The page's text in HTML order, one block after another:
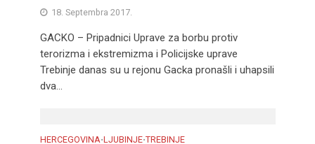
18. Septembra 2017.
GACKO – Pripadnici Uprave za borbu protiv
terorizma i ekstremizma i Policijske uprave
Trebinje danas su u rejonu Gacka pronašli i uhapsili
dva...
HERCEGOVINA•LJUBINJE•TREBINJE